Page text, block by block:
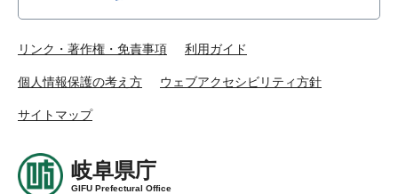
リンク・著作権・免責事項 利用ガイド
個人情報保護の考え方 ウェブアクセシビリティ方針
サイトマップ
岐阜県庁
GIFU Prefectural Office